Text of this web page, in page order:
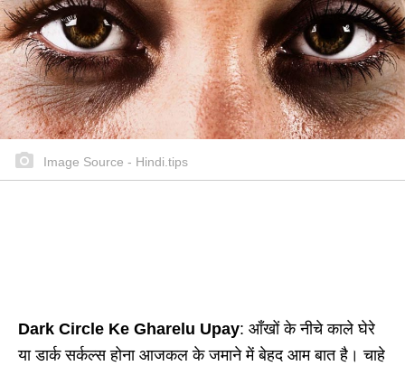
Image Source - Hindi.tips
Dark Circle Ke Gharelu Upay: आँखों के नीचे काले घेरे
या डार्क सर्कल्स होना आजकल के जमाने में बेहद आम बात है। चाहे